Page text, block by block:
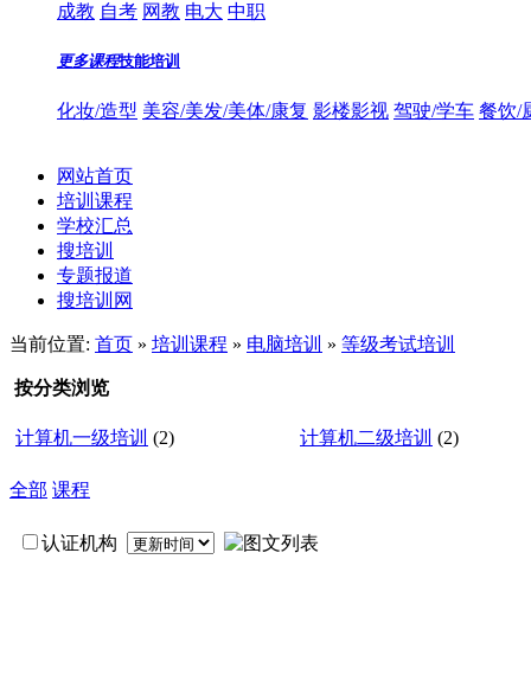
成教 自考 网教 电大 中职
更多课程技能培训
化妆/造型 美容/美发/美体/康复 影楼影视 驾驶/学车 餐饮/
网站首页
培训课程
学校汇总
搜培训
专题报道
搜培训网
当前位置: 首页 » 培训课程 » 电脑培训 » 等级考试培训
按分类浏览
计算机一级培训 (2) 计算机二级培训 (2)
全部 课程
认证机构